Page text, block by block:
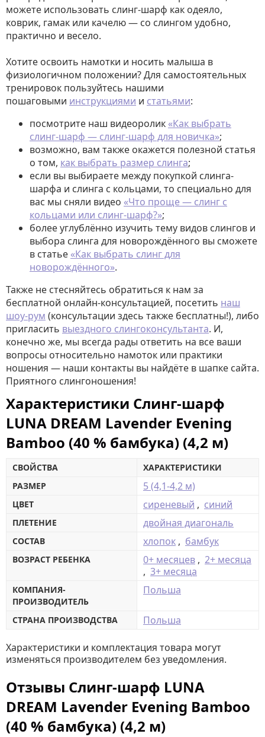
можете использовать слинг-шарф как одеяло,
коврик, гамак или качелю — со слингом удобно,
практично и весело.
Хотите освоить намотки и носить малыша в
физиологичном положении? Для самостоятельных
тренировок пользуйтесь нашими
пошаговыми инструкциями и статьями:
посмотрите наш видеоролик «Как выбрать
слинг-шарф — слинг-шарф для новичка»;
возможно, вам также окажется полезной статья
о том, как выбрать размер слинга;
если вы выбираете между покупкой слинга-
шарфа и слинга с кольцами, то специально для
вас мы сняли видео «Что проще — слинг с
кольцами или слинг-шарф?»;
более углублённо изучить тему видов слингов и
выбора слинга для новорождённого вы сможете
в статье «Как выбрать слинг для
новорождённого».
Также не стесняйтесь обратиться к нам за
бесплатной онлайн-консультацией, посетить наш
шоу-рум (консультации здесь также бесплатны!), либо
пригласить выездного слингоконсультанта. И,
конечно же, мы всегда рады ответить на все ваши
вопросы относительно намоток или практики
ношения — наши контакты вы найдёте в шапке сайта.
Приятного слингоношения!
Характеристики Слинг-шарф
LUNA DREAM Lavender Evening
Bamboo (40 % бамбука) (4,2 м)
СВОЙСТВА
ХАРАКТЕРИСТИКИ
РАЗМЕР
5 (4,1-4,2 м)
ЦВЕТ сиреневый , синий
ПЛЕТЕНИЕ двойная диагональ
СОСТАВ хлопок , бамбук
ВОЗРАСТ РЕБЕНКА 0+ месяцев , 2+ месяца
, 3+ месяца
КОМПАНИЯ-
ПРОИЗВОДИТЕЛЬ
Польша
СТРАНА ПРОИЗВОДСТВА Польша
Характеристики и комплектация товара могут
изменяться производителем без уведомления.
Отзывы Слинг-шарф LUNA
DREAM Lavender Evening Bamboo
(40 % бамбука) (4,2 м)